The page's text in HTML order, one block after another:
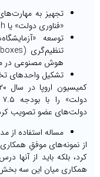
تجهیز به
«فناوری دولت» یا Gov-Tech،
توسعه
هوش مصنوعی در
تشکیل واحدهای
دولت‌های عضو تصویب
مساله استفاده از
از نمونه‌های موفقِ
کرد، بلکه باید از
همکاری میان این سه بخش